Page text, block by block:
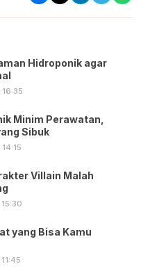
Hidroponik agar
Minim Perawatan,
Sibuk
Villain Malah
yang Bisa Kamu